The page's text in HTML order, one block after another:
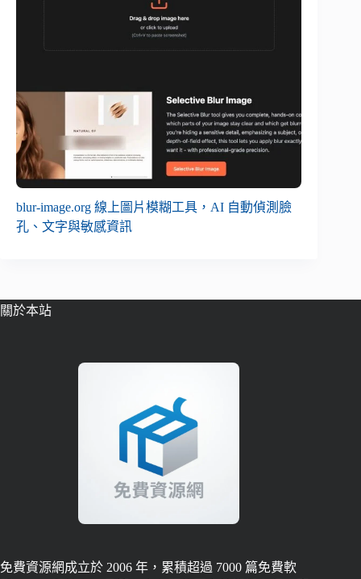
blur-image.org 線上圖片模糊工具，AI 自動偵測臉
孔、文字與敏感資訊
關於本站
免費資源網成立於 2006 年，累積超過 7000 篇免費軟